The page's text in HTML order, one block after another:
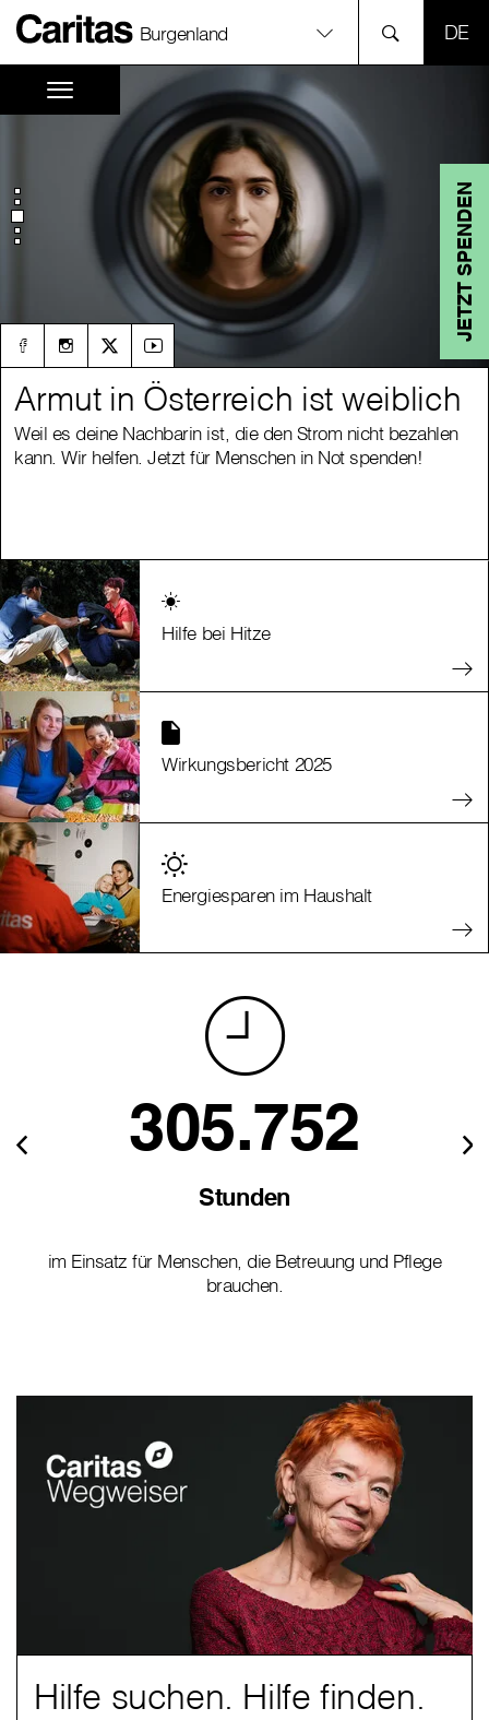
Burgenland
JETZT SPENDEN
Armut in Österreich ist weiblich
Weil es deine Nachbarin ist, die den Strom nicht bezahlen
kann. Wir helfen. Jetzt für Menschen in Not spenden!
Armut in Österreich ist weiblich
Weil es deine Nachbarin ist, die den Strom nicht bezahlen
kann. Wir helfen. Jetzt für Menschen in Not spenden!
Hilfe bei Hitze
Wirkungsbericht 2025
Energiesparen im Haushalt
305.752
Stunden
im Einsatz für Menschen, die Betreuung und Pflege
brauchen.
Hilfe suchen. Hilfe finden.